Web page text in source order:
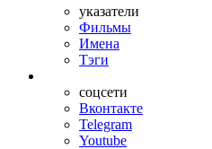
указатели
Фильмы
Имена
Тэги
соцсети
Вконтакте
Telegram
Youtube